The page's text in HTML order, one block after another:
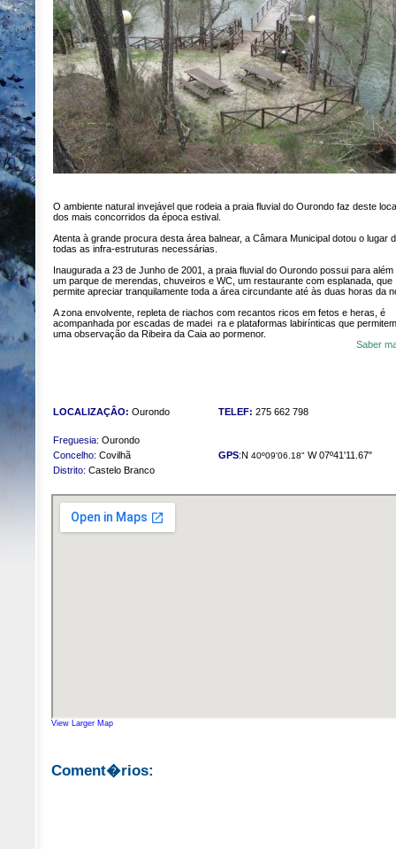
O ambiente natural invejável que rodeia a praia fluvial do Ourondo faz deste
dos mais concorridos da época estival.
Atenta à grande procura desta área balnear, a Câmara Municipal dotou o lugar
todas as infra-estruturas necessárias.
Inaugurada a 23 de Junho de 2001, a praia fluvial do Ourondo possui para além
um parque de merendas, chuveiros e WC, um restaurante com esplanada, que
permite apreciar tranquilamente toda a área circundante até às duas horas da
A zona envolvente, repleta de riachos com recantos ricos em fetos e heras, é
acompanhada por escadas de madei ra e plataformas labirínticas que permitem
uma observação da Ribeira da Caia ao pormenor.
Saber
LOCALIZAÇÂO: Ourondo TELEF: 275 662 798
Freguesia: Ourondo
Concelho: Covilhã GPS:N 40º09'06.18" W 07º41'11.67"
Distrito: Castelo Branco
View Larger Map
Coment�rios: